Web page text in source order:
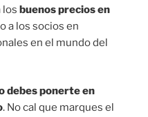
los buenos precios en
a los socios en
en el mundo del
debes ponerte en
. No cal que marques el